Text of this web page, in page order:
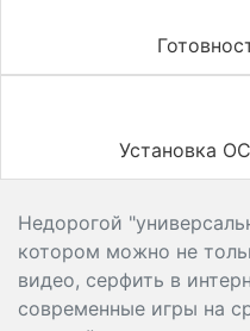
Установка
Недорогой
котором можно не
видео, серфить в
современные игры на